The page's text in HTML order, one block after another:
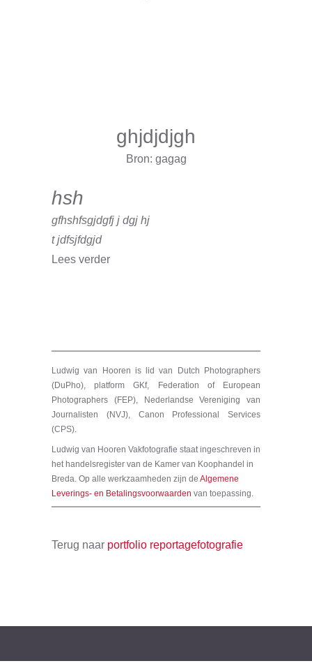
ghjdjdjgh
Bron: gagag
hsh
gfhshfsgjdgfj j dgj hj
t jdfsjfdgjd
Lees verder
Ludwig van Hooren is lid van Dutch Photographers
(DuPho), platform GKf, Federation of European
Photographers (FEP), Nederlandse Vereniging van
Journalisten (NVJ), Canon Professional Services
(CPS).
Ludwig van Hooren Vakfotografie staat ingeschreven in
het handelsregister van de Kamer van Koophandel in
Breda. Op alle werkzaamheden zijn de Algemene
Leverings- en Betalingsvoorwaarden van toepassing.
Terug naar portfolio reportagefotografie